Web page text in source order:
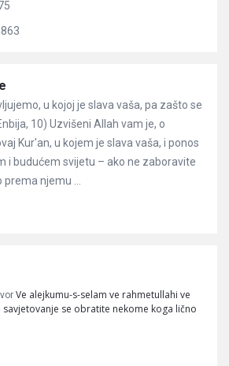
u kojoj je slava vaša, pa zašto se
10) Uzvišeni Allah vam je, o
Kur'an, u kojem je slava vaša, i ponos
i budućem svijetu – ako ne zaboravite
njemu ...
Ve alejkumu-s-selam ve rahmetullahi ve
se obratite nekome koga lično